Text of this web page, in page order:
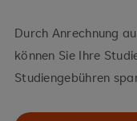
Durch Anrechnung
können Sie Ihre
Studiengebühren